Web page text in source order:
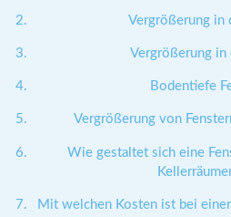
Vergrößerung in
Vergrößerung in
Bodentiefe
Vergrößerung von
Wie gestaltet sich eine
Mit welchen Kosten ist bei